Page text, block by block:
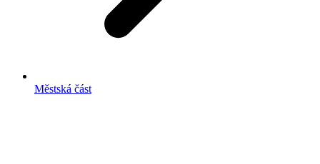
Městská část